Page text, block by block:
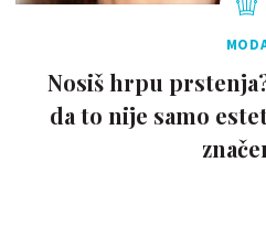
Nosiš hrpu
da to nije samo